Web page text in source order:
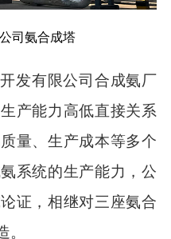
司氨合成塔
发有限公司合成氨厂
产能力高低直接关系
量、生产成本等多个
系统的生产能力，公
证，相继对三座氨合